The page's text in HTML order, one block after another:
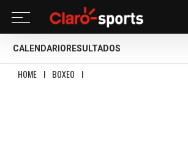
CALENDARIO RESULTADOS
HOME I BOXEO I